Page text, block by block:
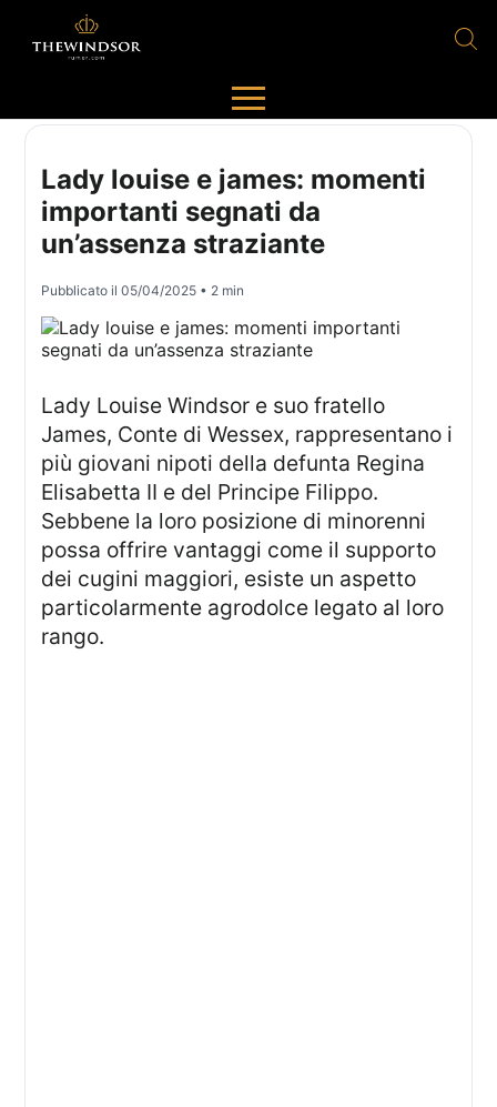
Lady louise e james: momenti
importanti segnati da
un’assenza straziante
Pubblicato il05/04/2025 • 2 min
Lady Louise Windsor e suo fratello
James, Conte di Wessex, rappresentano i
più giovani nipoti della defunta Regina
Elisabetta II e del Principe Filippo.
Sebbene la loro posizione di minorenni
possa offrire vantaggi come il supporto
dei cugini maggiori, esiste un aspetto
particolarmente agrodolce legato al loro
rango.